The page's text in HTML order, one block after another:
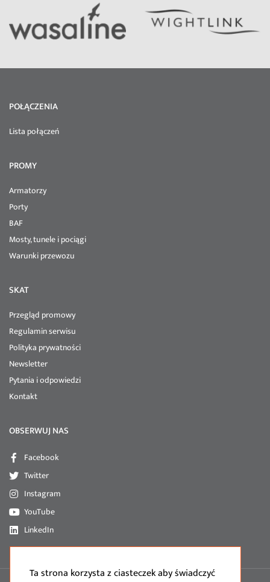
POŁĄCZENIA
Lista połączeń
PROMY
Armatorzy
Porty
BAF
Mosty, tunele i pociągi
Warunki przewozu
SKAT
Przegląd promowy
Regulamin serwisu
Polityka prywatności
Newsletter
Pytania i odpowiedzi
Kontakt
OBSERWUJ NAS
Facebook
Twitter
Instagram
YouTube
LinkedIn
Ta strona korzysta z ciasteczek aby świadczyć